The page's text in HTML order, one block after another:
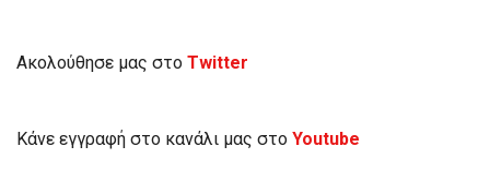
Ακολούθησε μας στο Twitter
Κάνε εγγραφή στο κανάλι μας στο Youtube